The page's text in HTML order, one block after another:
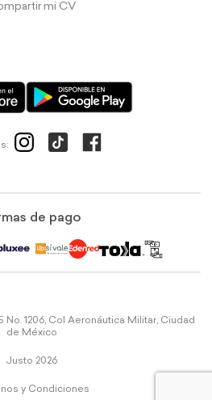
mi CV
de pago
No. 1206, Col Aeronáutica Militar, Ciudad
de México
Justo 2026
y Condiciones